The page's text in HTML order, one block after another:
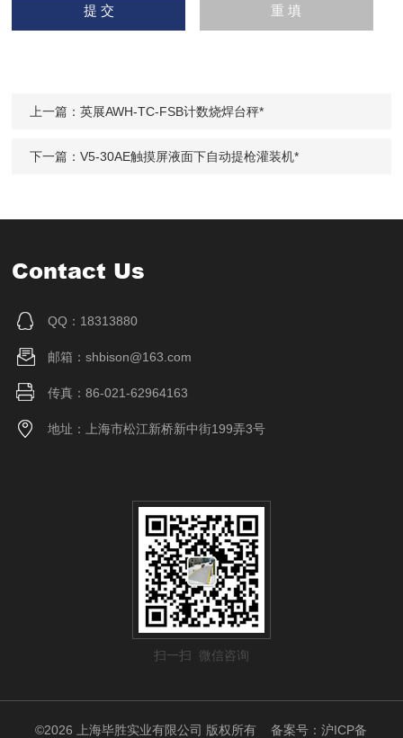
上一篇：英展AWH-TC-FSB计数烧焊台秤*
下一篇：V5-30AE触摸屏液面下自动提枪灌装机*
Contact Us
QQ：18313880
邮箱：shbison@163.com
传真：86-021-62964163
地址：上海市松江新桥新中街199弄3号
扫一扫 微信咨询
©2026 上海毕胜实业有限公司 版权所有备案号：沪ICP备